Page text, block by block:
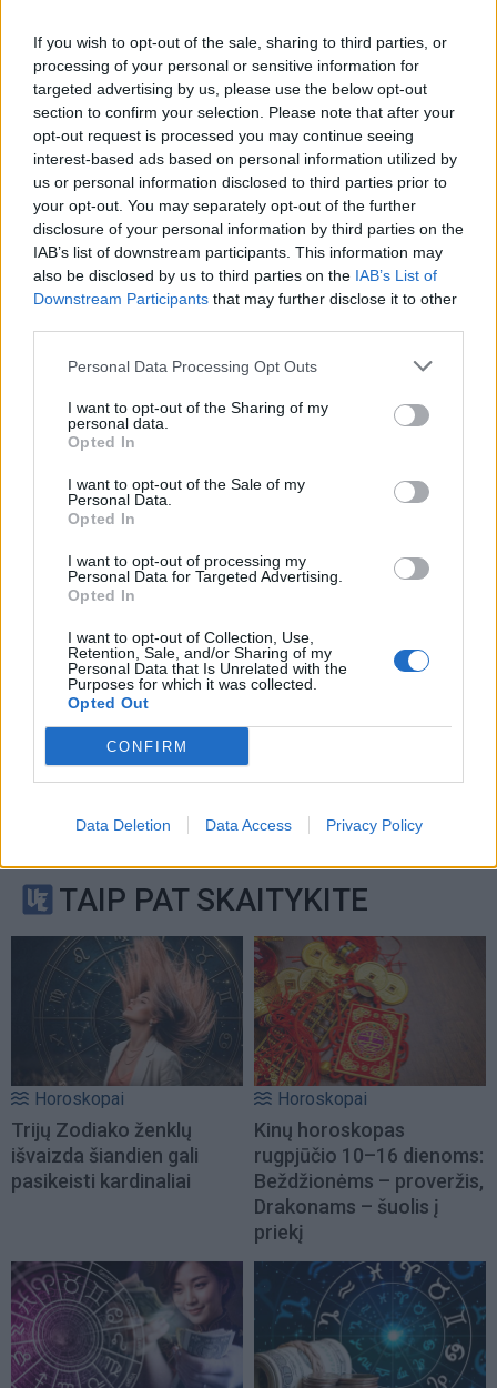
If you wish to opt-out of the sale, sharing to third parties, or
processing of your personal or sensitive information for
targeted advertising by us, please use the below opt-out
section to confirm your selection. Please note that after your
opt-out request is processed you may continue seeing
interest-based ads based on personal information utilized by
us or personal information disclosed to third parties prior to
your opt-out. You may separately opt-out of the further
disclosure of your personal information by third parties on the
IAB’s list of downstream participants. This information may
also be disclosed by us to third parties on the IAB’s List of
Downstream Participants that may further disclose it to other
Personal Data Processing Opt Outs
I want to opt-out of the Sharing of my
personal data.
Opted In
I want to opt-out of the Sale of my
Personal Data.
Opted In
I want to opt-out of processing my
Personal Data for Targeted Advertising.
Opted In
I want to opt-out of Collection, Use,
Retention, Sale, and/or Sharing of my
Personal Data that Is Unrelated with the
Purposes for which it was collected.
Opted Out
CONFIRM
Data Deletion Data Access Privacy Policy
Rašyti komentarą
Jūsų vardas
Komentaras
Sutinku su taisyklėmis
This site is protected by
Serviceapply.
TAIP PAT SKAITYKITE
Horoskopai
Trijų Zodiako ženklų
išvaizda šiandien gali
pasikeisti kardinaliai
Horoskopai
Kinų horoskopas
rugpjūčio 10–16 dienoms:
Beždžionėms – proveržis,
Drakonams – šuolis į
priekį